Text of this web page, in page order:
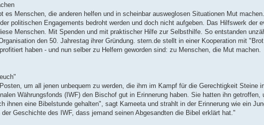
es Menschen, die anderen helfen und in scheinbar ausweglosen Situationen Mut
politischen Engagements bedroht werden und doch nicht aufgeben. Das Hilfswerk der
Menschen. Mit Spenden und mit praktischer Hilfe zur Selbsthilfe. So entstanden
den 50. Jahrestag ihrer Gründung. stern.de stellt in einer Kooperation mit
haben - und nun selber zu Helfern geworden sind: zu Menschen, die Mut machen.
um all jenen unbequem zu werden, die ihm im Kampf für die Gerechtigkeit Steine
Währungsfonds (IWF) den Bischof gut in Erinnerung haben. Sie hatten ihn
ihnen eine Bibelstunde gehalten", sagt Kameeta und strahlt in der Erinnerung wie ein
Geschichte des IWF, dass jemand seinen Abgesandten die Bibel erklärt hat."